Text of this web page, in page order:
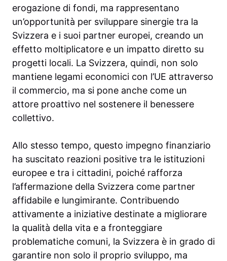
erogazione di fondi, ma rappresentano
un’opportunità per sviluppare sinergie tra la
Svizzera e i suoi partner europei, creando un
effetto moltiplicatore e un impatto diretto su
progetti locali. La Svizzera, quindi, non solo
mantiene legami economici con l’UE attraverso
il commercio, ma si pone anche come un
attore proattivo nel sostenere il benessere
collettivo.
Allo stesso tempo, questo impegno finanziario
ha suscitato reazioni positive tra le istituzioni
europee e tra i cittadini, poiché rafforza
l’affermazione della Svizzera come partner
affidabile e lungimirante. Contribuendo
attivamente a iniziative destinate a migliorare
la qualità della vita e a fronteggiare
problematiche comuni, la Svizzera è in grado di
garantire non solo il proprio sviluppo, ma